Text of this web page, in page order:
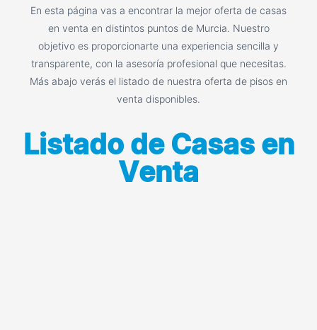
En esta página vas a encontrar la mejor oferta de casas
en venta en distintos puntos de Murcia. Nuestro
objetivo es proporcionarte una experiencia sencilla y
transparente, con la asesoría profesional que necesitas.
Más abajo verás el listado de nuestra oferta de pisos en
venta disponibles.
Listado de Casas en
Venta